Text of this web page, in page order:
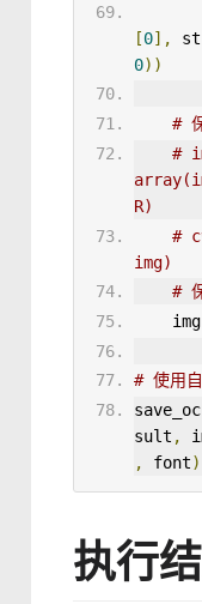
[0],
0))
#
#
R)
#
img)
#
    img
# 使用
sult ,
,
font)
执行